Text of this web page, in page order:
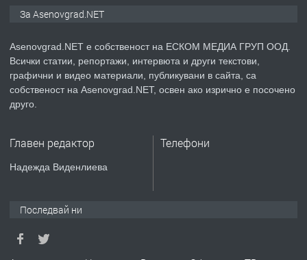
преди 2 години
ПРЕДЛАГА
Давам индивидуалани уроци по
ремонт на покриви
За Asenovgrad.NET
Asenovgrad.NET е собственост на ЕСКОМ МЕДИА ГРУП ООД.
Всички статии, репортажи, интервюта и други текстови,
графични и видео материали, публикувани в сайта, са
собственост на Asenovgrad.NET, освен ако изрично е посочено
друго.
Главен редактор
Надежда Виденлиева
Телефони
Последвай ни